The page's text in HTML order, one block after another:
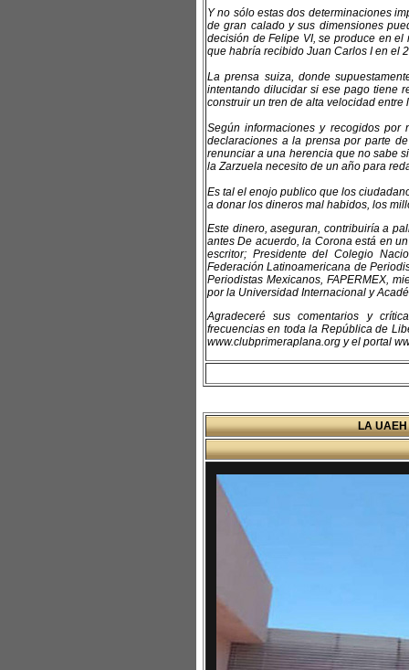
Y no sólo estas dos determinaciones
de gran calado y sus dimensiones
decisión de Felipe VI, se produce en
que habría recibido Juan Carlos I en el
La prensa suiza, donde
intentando dilucidar si ese pago tiene
construir un tren de alta velocidad entre
Según informaciones y recogidos
declaraciones a la prensa por parte
renunciar a una herencia que no sabe
la Zarzuela necesito de un año para
Es tal el enojo publico que los
a donar los dineros mal habidos, los
Este dinero, aseguran, contribuiría a
antes De acuerdo, la Corona está en
escritor; Presidente del Colegio
Federación Latinoamericana de
Periodistas Mexicanos, FAPERMEX,
por la Universidad Internacional y
Agradeceré sus comentarios y
frecuencias en toda la República de
www.clubprimeraplana.org y el portal
LA UAEH